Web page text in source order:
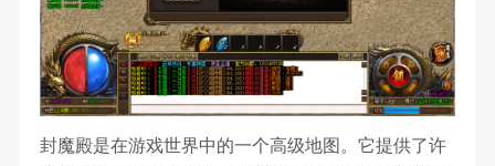
封魔殿是在游戏世界中的一个高级地图。它提供了许